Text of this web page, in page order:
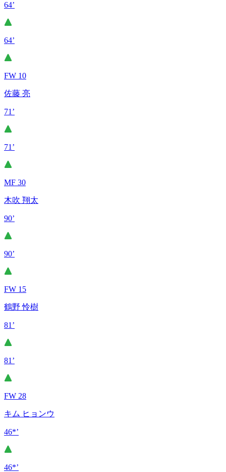
64’
64’
FW 10
佐藤 亮
71’
71’
MF 30
木吹 翔太
90’
90’
FW 15
鶴野 怜樹
81’
81’
FW 28
キム ヒョンウ
46*’
46*’